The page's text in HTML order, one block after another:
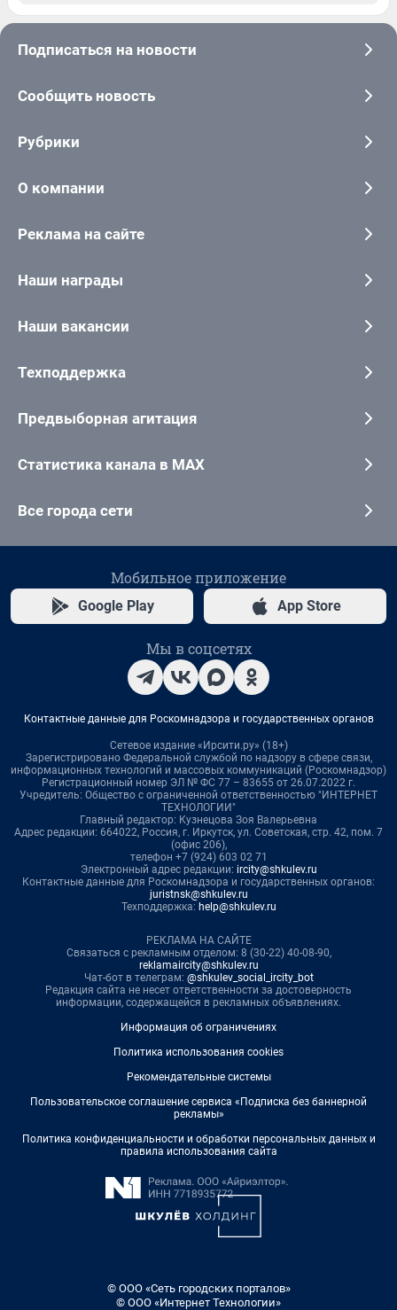
Подписаться на новости
Сообщить новость
Рубрики
О компании
Реклама на сайте
Наши награды
Наши вакансии
Техподдержка
Предвыборная агитация
Статистика канала в MAX
Все города сети
Мобильное приложение
Google Play App Store
Мы в соцсетях
Контактные данные для Роскомнадзора и государственных органов
Сетевое издание «Ирсити.ру» (18+)
Зарегистрировано Федеральной службой по надзору в сфере связи,
информационных технологий и массовых коммуникаций (Роскомнадзор)
Регистрационный номер ЭЛ № ФС 77 – 83655 от 26.07.2022 г.
Учредитель: Общество с ограниченной ответственностью "ИНТЕРНЕТ
ТЕХНОЛОГИИ"
Главный редактор: Кузнецова Зоя Валерьевна
Адрес редакции: 664022, Россия, г. Иркутск, ул. Советская, стр. 42, пом. 7
(офис 206),
телефон +7 (924) 603 02 71
Электронный адрес редакции: ircity@shkulev.ru
Контактные данные для Роскомнадзора и государственных органов:
juristnsk@shkulev.ru
Техподдержка: help@shkulev.ru
РЕКЛАМА НА САЙТЕ
Связаться с рекламным отделом: 8 (30-22) 40-08-90,
reklamaircity@shkulev.ru
Чат-бот в телеграм: @shkulev_social_ircity_bot
Редакция сайта не несет ответственности за достоверность
информации, содержащейся в рекламных объявлениях.
Информация об ограничениях
Политика использования cookies
Рекомендательные системы
Пользовательское соглашение сервиса «Подписка без баннерной
рекламы»
Политика конфиденциальности и обработки персональных данных и
правила использования сайта
© ООО «Сеть городских порталов»
© ООО «Интернет Технологии»